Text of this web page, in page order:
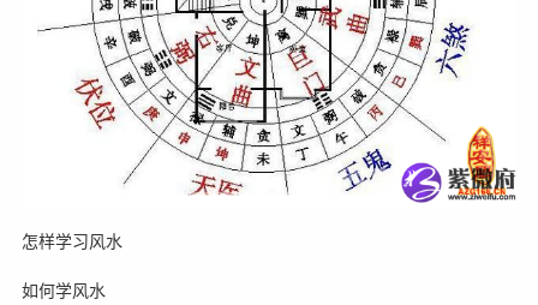
怎样学习风水
如何学风水